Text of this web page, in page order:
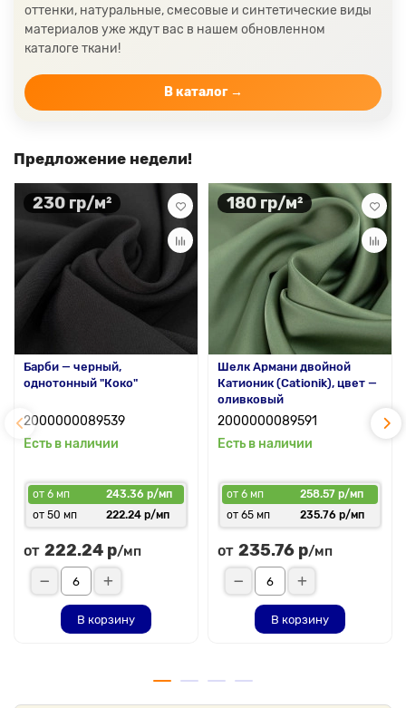
Изумрудный цвет ткани
Ткани зеленого цвета
Ткани желтого цвета
Ткани цвета индиго
Цвет ткани бежевый
оттенки, натуральные, смесовые и синтетические виды
материалов уже ждут вас в нашем обновленном
каталоге ткани!
В каталог →
Предложение недели!
230 гр/м²
Барби — черный,
однотонный "Коко"
2000000089539
Есть в наличии
от 6 мп
243.36 р/мп
от 50 мп
222.24 р/мп
от 222.24 р/мп
В корзину
180 гр/м²
Шелк Армани двойной
Катионик (Cationik), цвет —
оливковый
2000000089591
Есть в наличии
от 6 мп
258.57 р/мп
от 65 мп
235.76 р/мп
от 235.76 р/мп
В корзину